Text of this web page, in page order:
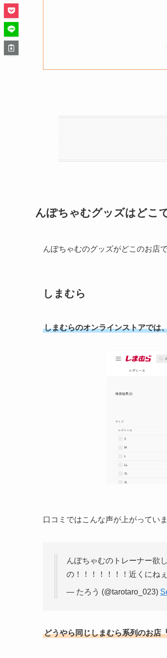
んぽちゃむグッズはどこ
んぽちゃむのグッズがどこのお店
しまむら
しまむらのオンラインストアでは
口コミではこんな声が上がっていま
んぽちゃむのトレーナー欲
の！！！！！！！近くにね
— たろう (@tarotaro_023)
どうやら同じしまむら系列のお店